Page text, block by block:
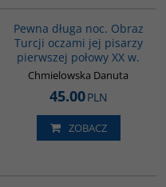
Pewna długa noc. Obraz
Turcji oczami jej pisarzy
pierwszej połowy XX w.
Chmielowska Danuta
45.00PLN
ZOBACZ